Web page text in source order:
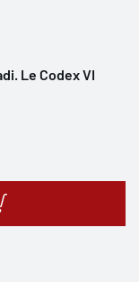
Le Codex VI